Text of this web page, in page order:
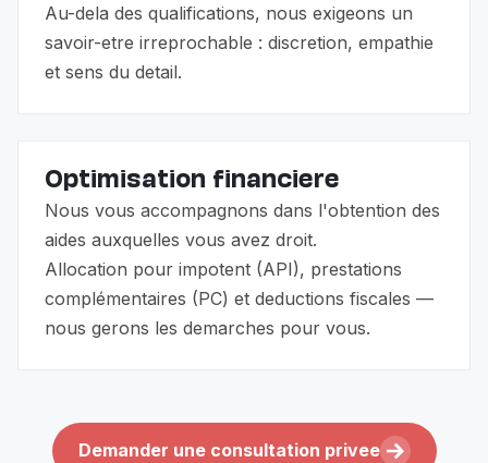
Au-dela des qualifications, nous exigeons un
savoir-etre irreprochable : discretion, empathie
et sens du detail.
Optimisation financiere
Nous vous accompagnons dans l'obtention des
aides auxquelles vous avez droit.
Allocation pour impotent (API), prestations
complémentaires (PC) et deductions fiscales —
nous gerons les demarches pour vous.
Demander une consultation privee